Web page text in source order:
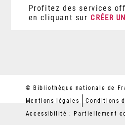
Profitez des services
en cliquant sur CRÉER
© Bibliothèque nationale de
Mentions légales
Conditions
Accessibilité : Partiellement